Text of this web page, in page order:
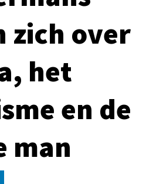
zich over
het
en de
man